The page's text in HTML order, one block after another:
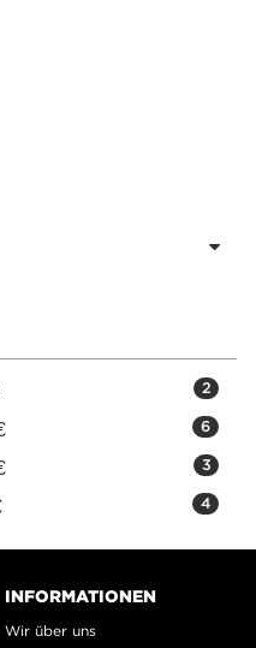
2
6
3
4
INFORMATIONEN
Wir über uns